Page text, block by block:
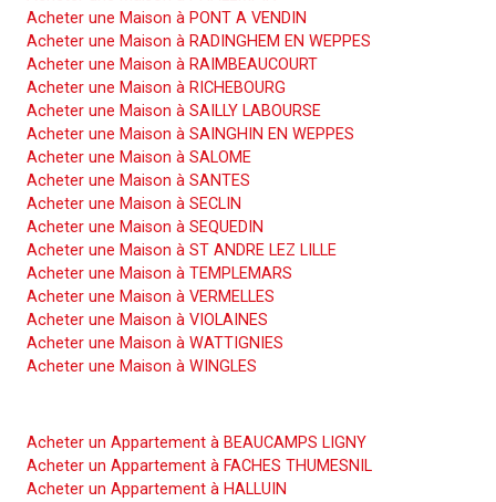
Acheter une Maison à PONT A VENDIN
Acheter une Maison à RADINGHEM EN WEPPES
Acheter une Maison à RAIMBEAUCOURT
Acheter une Maison à RICHEBOURG
Acheter une Maison à SAILLY LABOURSE
Acheter une Maison à SAINGHIN EN WEPPES
Acheter une Maison à SALOME
Acheter une Maison à SANTES
Acheter une Maison à SECLIN
Acheter une Maison à SEQUEDIN
Acheter une Maison à ST ANDRE LEZ LILLE
Acheter une Maison à TEMPLEMARS
Acheter une Maison à VERMELLES
Acheter une Maison à VIOLAINES
Acheter une Maison à WATTIGNIES
Acheter une Maison à WINGLES
Acheter un Appartement à BEAUCAMPS LIGNY
Acheter un Appartement à FACHES THUMESNIL
Acheter un Appartement à HALLUIN